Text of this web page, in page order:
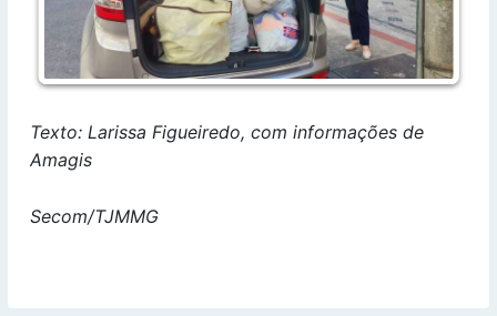
Texto: Larissa Figueiredo, com informações de
Amagis
Secom/TJMMG